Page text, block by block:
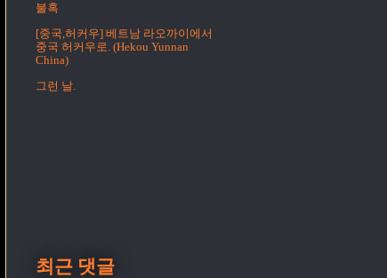
불혹
[중국,허커우] 베트남 라오까이에서
중국 허커우로. (Hekou Yunnan
China)
그런 날.
최근 댓글